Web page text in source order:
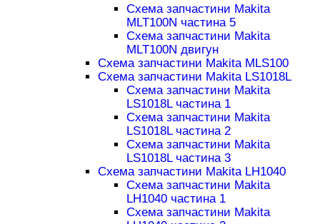
Схема запчастини Makita
MLT100N частина 5
Схема запчастини Makita
MLT100N двигун
Схема запчастини Makita MLS100
Схема запчастини Makita LS1018L
Схема запчастини Makita
LS1018L частина 1
Схема запчастини Makita
LS1018L частина 2
Схема запчастини Makita
LS1018L частина 3
Схема запчастини Makita LH1040
Схема запчастини Makita
LH1040 частина 1
Схема запчастини Makita